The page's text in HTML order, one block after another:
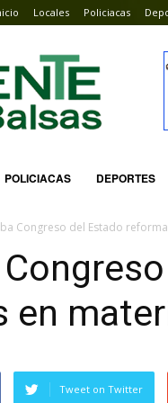
Locales Policiacas
POLICIACAS DEPORTES
Congreso del Estado
en
Tweet on Twitter